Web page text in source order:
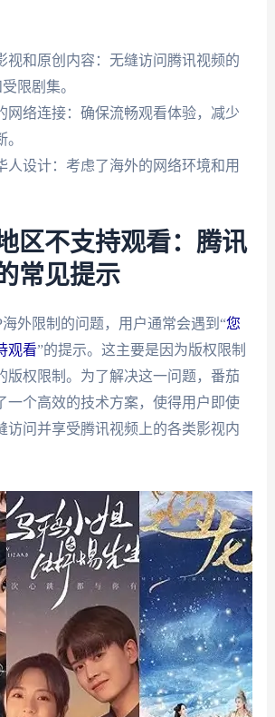
视和原创内容：无缝访问腾讯视频的
限剧集。
网络连接：确保流畅观看体验，减少
人设计：考虑了海外的网络环境和用
区不支持观看：腾讯
常见提示
外限制的问题，用户通常会遇到“您
观看”的提示。这主要是因为版权限制
版权限制。为了解决这一问题，番茄
一个高效的技术方案，使得用户即使
访问并享受腾讯视频上的各类影视内